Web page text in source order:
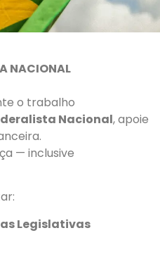
NACIONAL
o trabalho
Nacional, apoie
— inclusive
Legislativas